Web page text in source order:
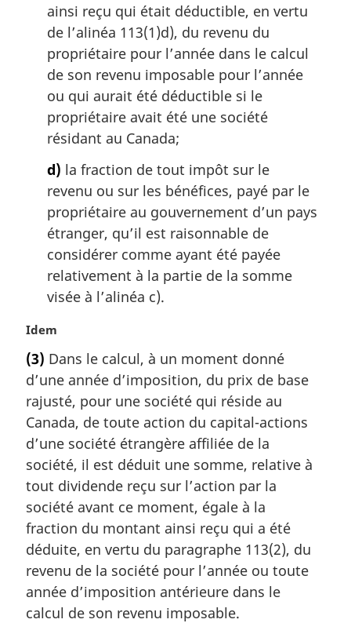
ainsi reçu qui était déductible, en vertu
de l’alinéa 113(1)d), du revenu du
propriétaire pour l’année dans le calcul
de son revenu imposable pour l’année
ou qui aurait été déductible si le
propriétaire avait été une société
résidant au Canada;
d) la fraction de tout impôt sur le
revenu ou sur les bénéfices, payé par le
propriétaire au gouvernement d’un pays
étranger, qu’il est raisonnable de
considérer comme ayant été payée
relativement à la partie de la somme
visée à l’alinéa c).
N
t
e
m
a
g
i
n
a
l
e
:
Idem
(3) Dans le calcul, à un moment donné
d’une année d’imposition, du prix de base
rajusté, pour une société qui réside au
Canada, de toute action du capital-actions
d’une société étrangère affiliée de la
société, il est déduit une somme, relative à
tout dividende reçu sur l’action par la
société avant ce moment, égale à la
fraction du montant ainsi reçu qui a été
déduite, en vertu du paragraphe 113(2), du
revenu de la société pour l’année ou toute
année d’imposition antérieure dans le
calcul de son revenu imposable.